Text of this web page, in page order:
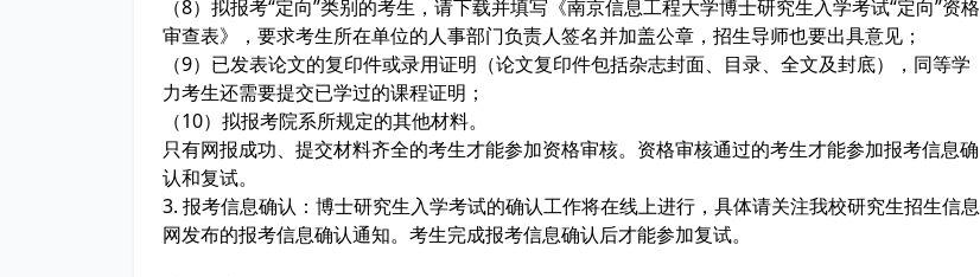
（8）拟报考“定向”类别的考生，请下载并填写《南京信息工程大学博士研究生入学考试“定向”资格
审查表》，要求考生所在单位的人事部门负责人签名并加盖公章，招生导师也要出具意见；
（9）已发表论文的复印件或录用证明（论文复印件包括杂志封面、目录、全文及封底），同等学
力考生还需要提交已学过的课程证明；
（10）拟报考院系所规定的其他材料。
只有网报成功、提交材料齐全的考生才能参加资格审核。资格审核通过的考生才能参加报考信息确
认和复试。
3. 报考信息确认：博士研究生入学考试的确认工作将在线上进行，具体请关注我校研究生招生信息
网发布的报考信息确认通知。考生完成报考信息确认后才能参加复试。